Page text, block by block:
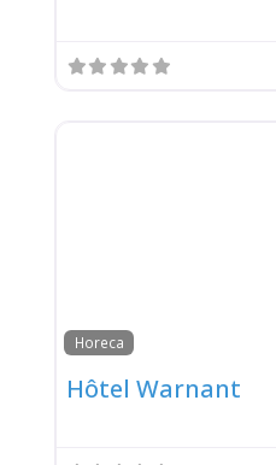
Horeca
Hôtel Warnant